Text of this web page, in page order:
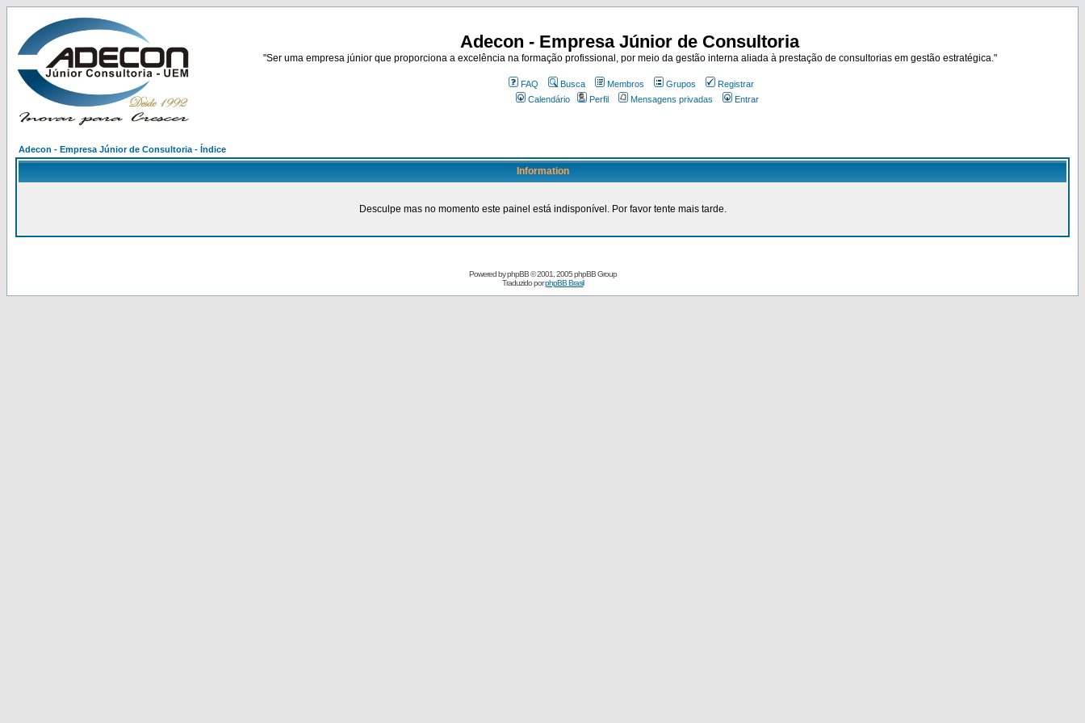
Adecon - Empresa Júnior de Consultoria
"Ser uma empresa júnior que proporciona a excelência na formação profissional, por meio da gestão interna aliada à prestação de consultorias em gestão estratégica."
FAQ Busca Membros Grupos
Registrar
Calendário
Perfil Mensagens privadas Entrar
Adecon - Empresa Júnior de Consultoria - Índice
Information
Desculpe mas no momento este painel está indisponível. Por favor tente mais tarde.
Powered byphpBB© 2001, 2005 phpBB Group
Traduzido porphpBB Brasil